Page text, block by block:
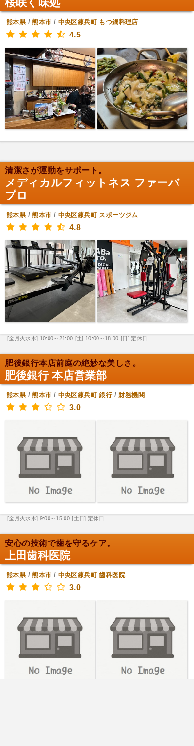
桜咲く味処
熊本県/熊本市 / 中央区練兵町 もつ鍋料理店
4.5
清潔さが運動をサポート。
メディカルフィットネス ファーバ
プロ
熊本県/熊本市 / 中央区練兵町 スポーツジム
4.8
[金月火水木] 10:00～21:00 [土] 10:00～18:00 [日] 定休日
肥後銀行本店前庭の絶妙な美しさ。
肥後銀行 本店営業部
熊本県/熊本市 / 中央区練兵町 銀行/ 財務機関
3.0
[金月火水木] 9:00～15:00 [土日] 定休日
安心の技術で歯を守るケア。
上田歯科医院
熊本県/熊本市 / 中央区練兵町 歯科医院
3.0